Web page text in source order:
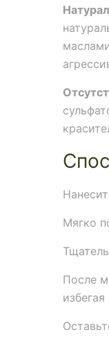
Мягко
После